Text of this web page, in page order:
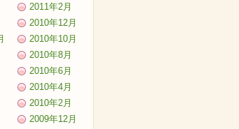
2011年2月
2010年12月
2010年10月
2010年8月
2010年6月
2010年4月
2010年2月
2009年12月